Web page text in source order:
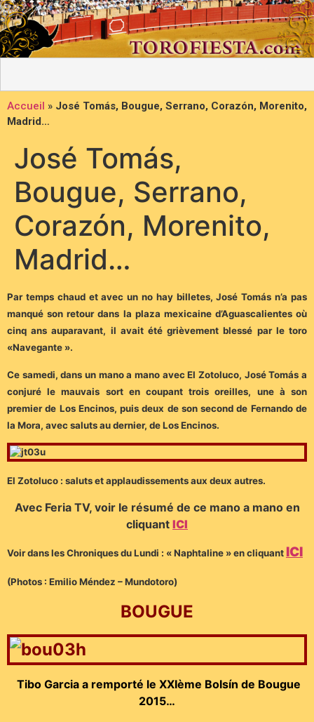
Accueil » José Tomás, Bougue, Serrano, Corazón, Morenito,
Madrid…
José Tomás,
Bougue, Serrano,
Corazón, Morenito,
Madrid…
Par temps chaud et avec un no hay billetes, José Tomás n’a pas
manqué son retour dans la plaza mexicaine d’Aguascalientes où
cinq ans auparavant, il avait été grièvement blessé par le toro
«Navegante ».
Ce samedi, dans un mano a mano avec El Zotoluco, José Tomás a
conjuré le mauvais sort en coupant trois oreilles, une à son
premier de Los Encinos, puis deux de son second de Fernando de
la Mora, avec saluts au dernier, de Los Encinos.
El Zotoluco : saluts et applaudissements aux deux autres.
Avec Feria TV, voir le résumé de ce mano a mano en
cliquant ICI
Voir dans les Chroniques du Lundi : « Naphtaline » en cliquant ICI
(Photos : Emilio Méndez – Mundotoro)
BOUGUE
Tibo Garcia a remporté le XXIème Bolsín de Bougue
2015…